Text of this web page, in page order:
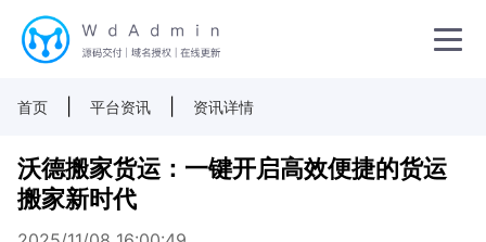
首页 平台资讯 资讯详情
沃德搬家货运：一键开启高效便捷的货运
搬家新时代